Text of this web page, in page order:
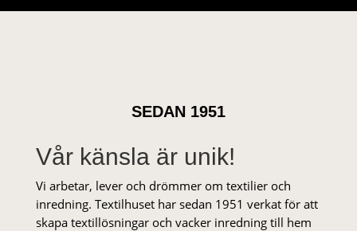
SEDAN 1951
Vår känsla är unik!
Vi arbetar, lever och drömmer om textilier och
inredning. Textilhuset har sedan 1951 verkat för att
skapa textillösningar och vacker inredning till hem